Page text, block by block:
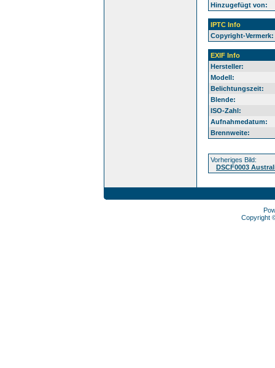
Hinzugefügt von:
IPTC Info
Copyright-Vermerk:
EXIF Info
Hersteller:
Modell:
Belichtungszeit:
Blende:
ISO-Zahl:
Aufnahmedatum:
Brennweite:
Vorheriges Bild:
DSCF0003
Copyright